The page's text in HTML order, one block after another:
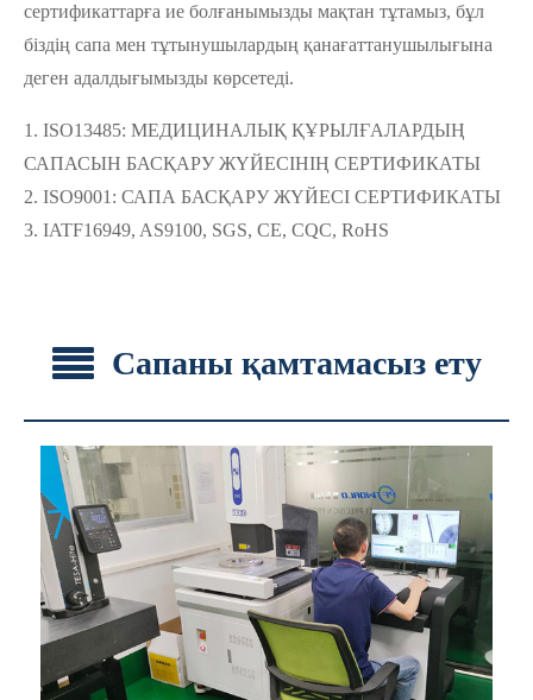
сертификаттарға ие болғанымызды мақтан тұтамыз, бұл
біздің сапа мен тұтынушылардың қанағаттанушылығына
деген адалдығымызды көрсетеді.
1. ISO13485: МЕДИЦИНАЛЫҚ ҚҰРЫЛҒАЛАРДЫҢ
САПАСЫН БАСҚАРУ ЖҮЙЕСІНІҢ СЕРТИФИКАТЫ
2. ISO9001: САПА БАСҚАРУ ЖҮЙЕСІ СЕРТИФИКАТЫ
3. IATF16949, AS9100, SGS, CE, CQC, RoHS
Сапаны қамтамасыз ету